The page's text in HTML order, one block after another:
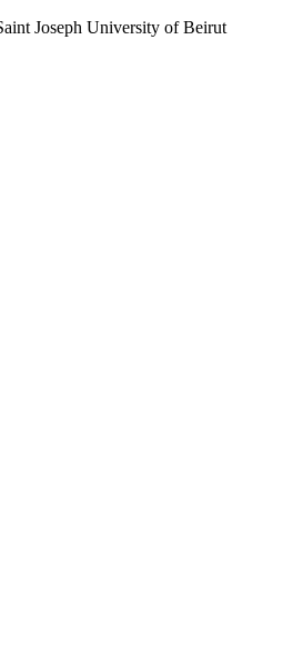
Joseph University of Beirut